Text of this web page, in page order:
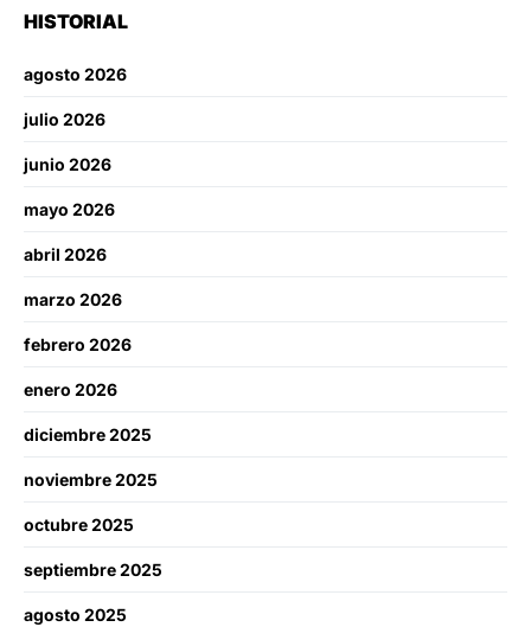
HISTORIAL
agosto 2026
julio 2026
junio 2026
mayo 2026
abril 2026
marzo 2026
febrero 2026
enero 2026
diciembre 2025
noviembre 2025
octubre 2025
septiembre 2025
agosto 2025